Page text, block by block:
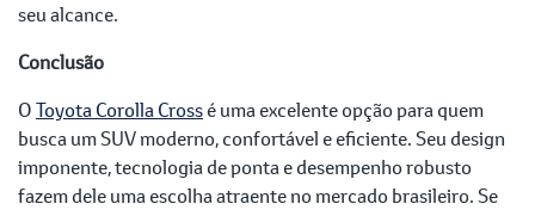
seu alcance.
Conclusão
OToyota Corolla Crossé uma excelente opção para quem
busca um SUV moderno, confortável e eficiente. Seu design
imponente, tecnologia de ponta e desempenho robusto
fazem dele uma escolha atraente no mercado brasileiro. Se